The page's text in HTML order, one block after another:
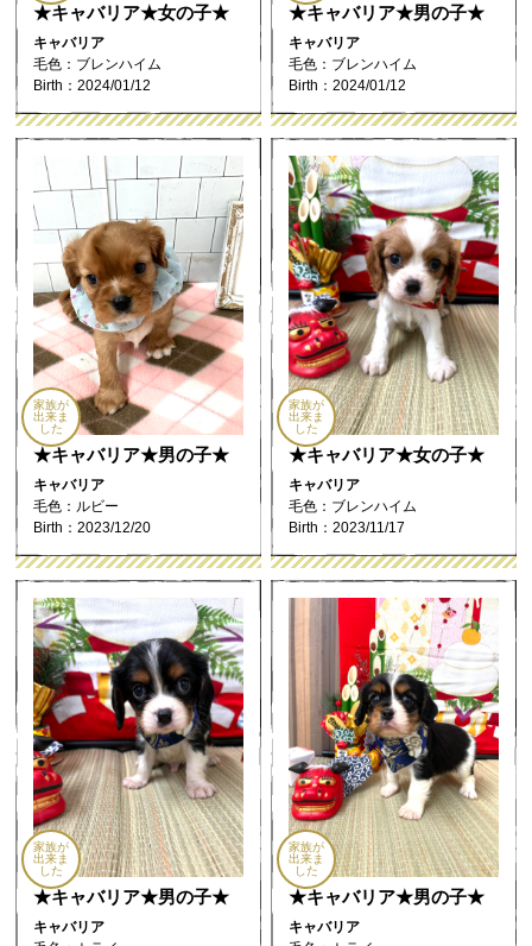
★キャバリア★女の子★
キャバリア
毛色：ブレンハイム
Birth：2024/01/12
★キャバリア★男の子★
キャバリア
毛色：ブレンハイム
Birth：2024/01/12
家族が
出来ま
した
★キャバリア★男の子★
キャバリア
毛色：ルビー
Birth：2023/12/20
家族が
出来ま
した
★キャバリア★女の子★
キャバリア
毛色：ブレンハイム
Birth：2023/11/17
家族が
出来ま
した
★キャバリア★男の子★
キャバリア
家族が
出来ま
した
★キャバリア★男の子★
キャバリア